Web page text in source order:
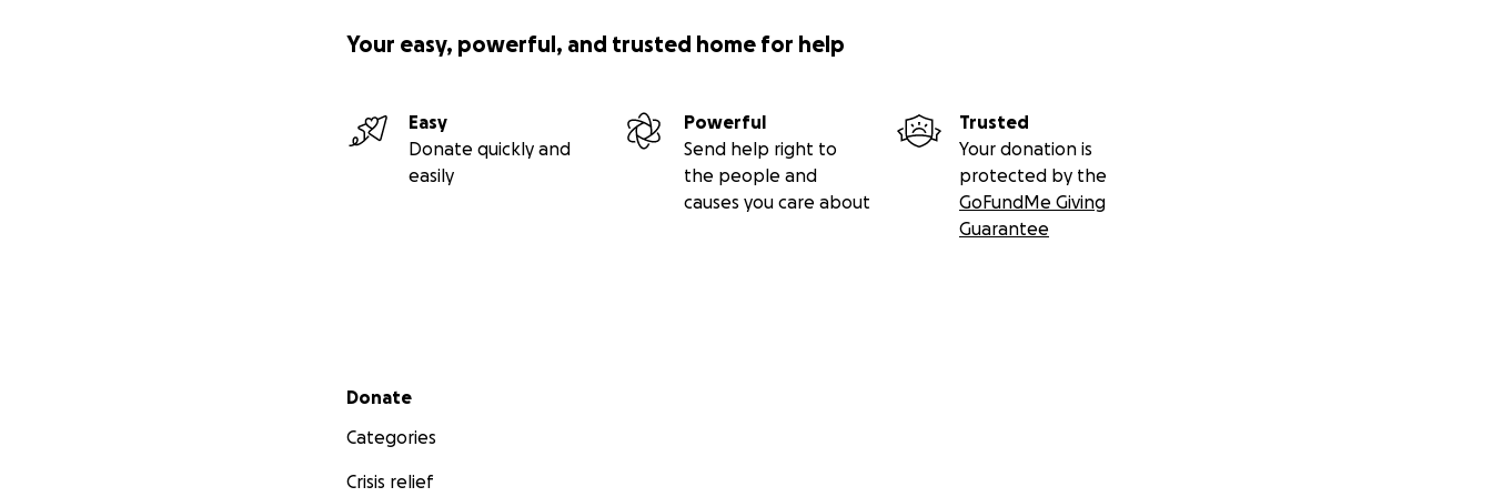
Your easy, powerful, and trusted home for help
Easy
Donate quickly and
easily
Powerful
Send help right to
the people and
causes you care about
Trusted
Your donation is
protected by the
GoFundMe Giving
Guarantee
Secondary menu
Donate
Categories
Crisis relief